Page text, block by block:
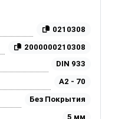
0210308
2000000210308
DIN 933
A2 - 70
Без Покрытия
5 мм